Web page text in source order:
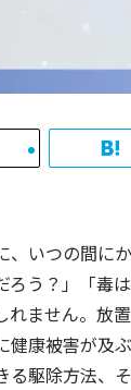
、いつの間に
ろう？」「毒
ません。放
健康被害が及
る駆除方法、